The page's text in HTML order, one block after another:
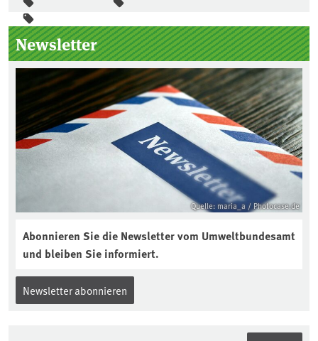
Seitenleiste
Newsletter
Quelle: maria_a / Photocase.de
Abonnieren Sie die Newsletter vom Umweltbundesamt
und bleiben Sie informiert.
Newsletter abonnieren